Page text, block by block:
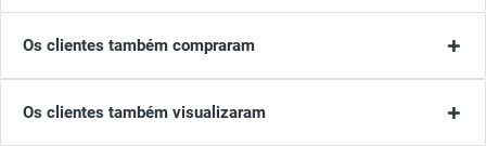
Os clientes também compraram
Os clientes também visualizaram